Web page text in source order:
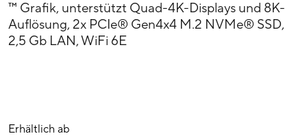
™ Grafik, unterstützt Quad-4K-Displays und 8K-
Auflösung, 2x PCIe® Gen4x4 M.2 NVMe® SSD,
2,5 Gb LAN, WiFi 6E
Erhältlich ab